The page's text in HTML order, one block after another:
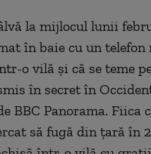
la mijlocul lunii
în baie cu un telefon
o vilă şi că se teme
în secret în
BBC Panorama. Fiica
să fugă din țară în